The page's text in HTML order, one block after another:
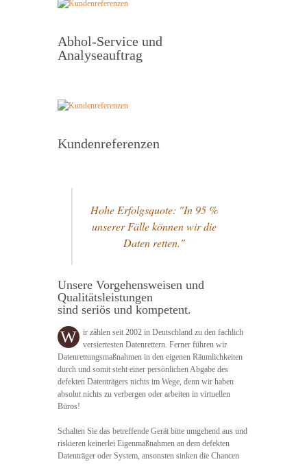
Abhol-Service und
Analyseauftrag
Kundenreferenzen
Hohe Erfolgsquote: "In 95 %
unserer Fälle können wir die
Daten retten."
Unsere Vorgehensweisen und
Qualitätsleistungen
sind seriös und kompetent.
W
ir zählen seit 2002 in Deutschland zu den fachlich
versiertesten Datenrettern. Ferner führen wir
Datenrettungsmaßnahmen in den eigenen Räumlichkeiten
durch und somit steht einer persönlichen Abgabe des
defekten Datenträgers nichts im Wege, denn wir haben
absolut nichts zu verbergen oder arbeiten in virtuellen
Büros!
Schalten Sie das betreffende Gerät bitte umgehend aus und
riskieren keinerlei Eigenmaßnahmen an dem defekten
Datenträger oder System, ansonsten sinken die Chancen